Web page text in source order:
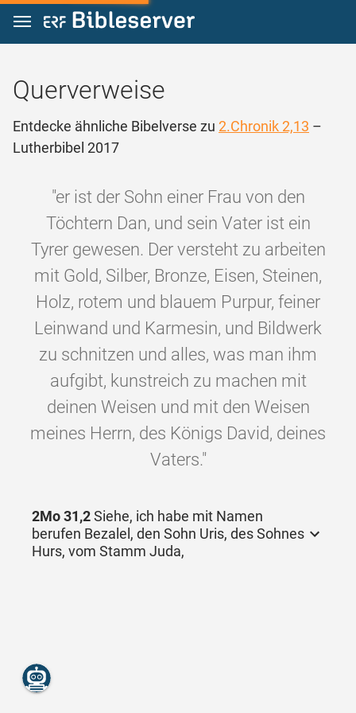
Zum Inhalt springen
Querverweise
Entdecke ähnliche Bibelverse zu 2.Chronik 2,13 –
Lutherbibel 2017
"er ist der Sohn einer Frau von den
Töchtern Dan, und sein Vater ist ein
Tyrer gewesen. Der versteht zu arbeiten
mit Gold, Silber, Bronze, Eisen, Steinen,
Holz, rotem und blauem Purpur, feiner
Leinwand und Karmesin, und Bildwerk
zu schnitzen und alles, was man ihm
aufgibt, kunstreich zu machen mit
deinen Weisen und mit den Weisen
meines Herrn, des Königs David, deines
Vaters."
2Mo 31,2Siehe, ich habe mit Namen
berufen Bezalel, den Sohn Uris, des Sohnes
Hurs, vom Stamm Juda,